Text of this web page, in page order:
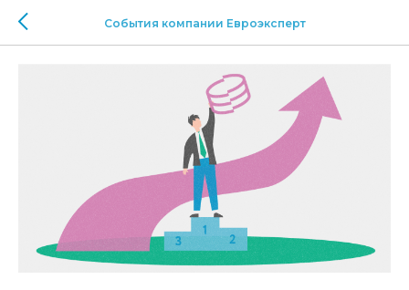
События компании Евроэксперт